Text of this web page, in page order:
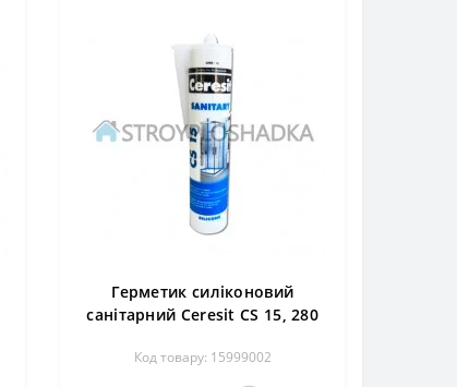
Герметик силіконовий
санітарний Ceresit CS 15, 280
Код товару: 15999002